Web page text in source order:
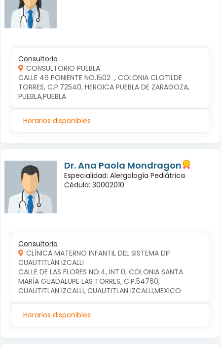
Consultorio
CONSULTORIO PUEBLA
CALLE 46 PONIENTE NO.1502  , COLONIA CLOTILDE
TORRES, C.P.72540, HEROICA PUEBLA DE ZARAGOZA,
PUEBLA,PUEBLA
Horarios disponibles
Dr. Ana Paola Mondragon
Especialidad: Alergología Pediátrica
Cédula: 30002010
Consultorio
CLÍNICA MATERNO INFANTIL DEL SISTEMA DIF
CUAUTITLÁN IZCALLI
CALLE DE LAS FLORES NO.4, INT.0, COLONIA SANTA
MARÍA GUADALUPE LAS TORRES, C.P.54760,
CUAUTITLAN IZCALLI, CUAUTITLAN IZCALLI,MEXICO
Horarios disponibles